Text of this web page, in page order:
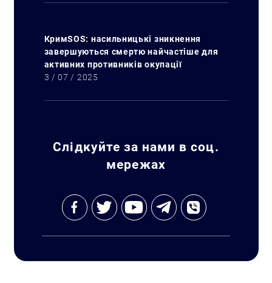
КримSOS: насильницькі зникнення
завершуються смертю найчастіше для
активних противників окупації
3 / 07 / 2025
Слідкуйте за нами в соц.
мережах